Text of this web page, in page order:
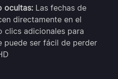
ocultas: Las fechas de
directamente en el
clics adicionales para
puede ser fácil de perder